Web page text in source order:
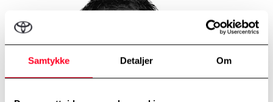
Samtykke Detaljer Om